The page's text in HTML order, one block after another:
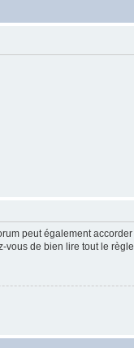
peut également
de bien lire tout le